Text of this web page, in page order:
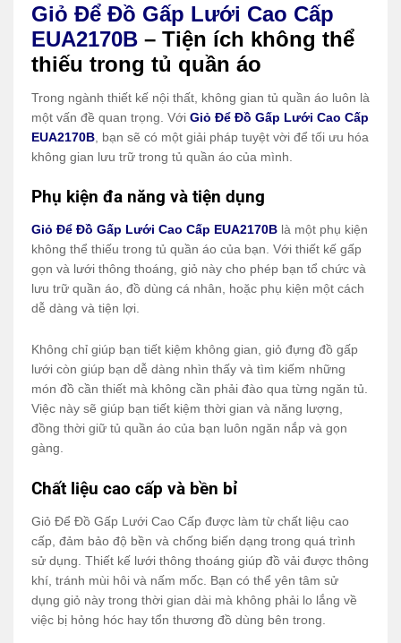
Giỏ Để Đồ Gấp Lưới Cao Cấp
EUA2170B – Tiện ích không thể
thiếu trong tủ quần áo
Trong ngành thiết kế nội thất, không gian tủ quần áo luôn là
một vấn đề quan trọng. Với Giỏ Để Đồ Gấp Lưới Cao Cấp
EUA2170B , bạn sẽ có một giải pháp tuyệt vời để tối ưu hóa
không gian lưu trữ trong tủ quần áo của mình.
Phụ kiện đa năng và tiện dụng
Giỏ Để Đồ Gấp Lưới Cao Cấp EUA2170B là một phụ kiện
không thể thiếu trong tủ quần áo của bạn. Với thiết kế gấp
gọn và lưới thông thoáng, giỏ này cho phép bạn tổ chức và
lưu trữ quần áo, đồ dùng cá nhân, hoặc phụ kiện một cách
dễ dàng và tiện lợi.
Không chỉ giúp bạn tiết kiệm không gian, giỏ đựng đồ gấp
lưới còn giúp bạn dễ dàng nhìn thấy và tìm kiếm những
món đồ cần thiết mà không cần phải đào qua từng ngăn tủ.
Việc này sẽ giúp bạn tiết kiệm thời gian và năng lượng,
đồng thời giữ tủ quần áo của bạn luôn ngăn nắp và gọn
gàng.
Chất liệu cao cấp và bền bỉ
Giỏ Để Đồ Gấp Lưới Cao Cấp được làm từ chất liệu cao
cấp, đảm bảo độ bền và chống biến dạng trong quá trình
sử dụng. Thiết kế lưới thông thoáng giúp đồ vải được thông
khí, tránh mùi hôi và nấm mốc. Bạn có thể yên tâm sử
dụng giỏ này trong thời gian dài mà không phải lo lắng về
việc bị hỏng hóc hay tổn thương đồ dùng bên trong.